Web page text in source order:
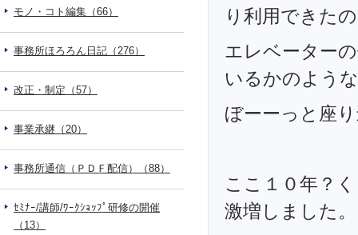
り利用できた
エレベーター
いるかのよう
ぼーーっと座
ここ１０年？
激増しました。
モノ・コト編集（66）
事務所ほろろん日記（276）
改正・制定（57）
事業承継（20）
事務所通信（ＰＤＦ配信）（88）
ｾﾐﾅｰ/講師/ﾜｰｸｼｮｯﾌﾟ研修の開催
（13）